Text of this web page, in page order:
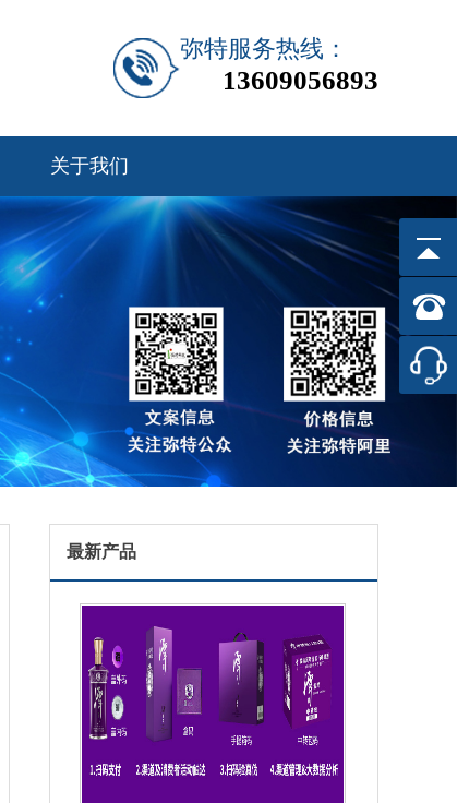
弥特服务热线：
13609056893
关于我们
最新产品